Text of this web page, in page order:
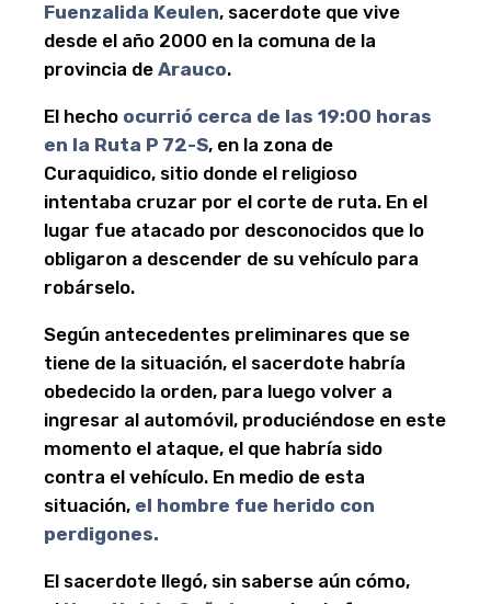
Fuenzalida Keulen, sacerdote que vive
desde el año 2000 en la comuna de la
provincia de Arauco.
El hecho ocurrió cerca de las 19:00 horas
en la Ruta P 72-S, en la zona de
Curaquidico, sitio donde el religioso
intentaba cruzar por el corte de ruta. En el
lugar fue atacado por desconocidos que lo
obligaron a descender de su vehículo para
robárselo.
Según antecedentes preliminares que se
tiene de la situación, el sacerdote habría
obedecido la orden, para luego volver a
ingresar al automóvil, produciéndose en este
momento el ataque, el que habría sido
contra el vehículo. En medio de esta
situación, el hombre fue herido con
perdigones.
El sacerdote llegó, sin saberse aún cómo,